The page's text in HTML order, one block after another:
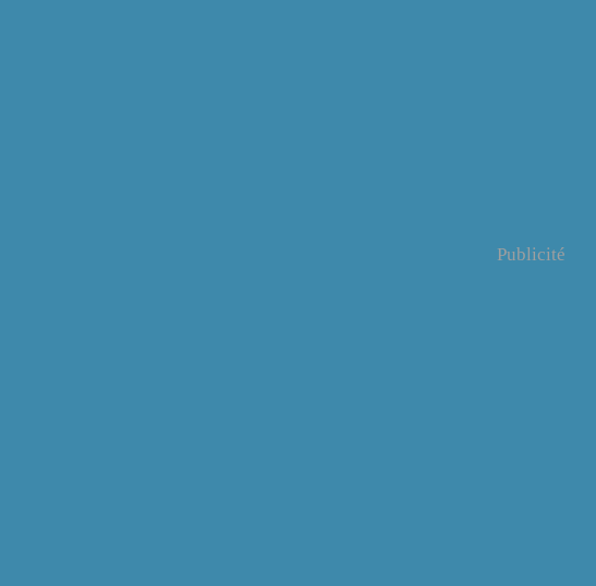
Publicité